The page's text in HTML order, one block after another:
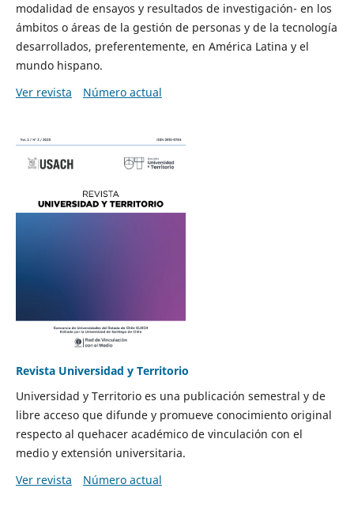
modalidad de ensayos y resultados de investigación- en los
ámbitos o áreas de la gestión de personas y de la tecnología
desarrollados, preferentemente, en América Latina y el
mundo hispano.
Ver revista
Número actual
Revista Universidad y Territorio
Universidad y Territorio es una publicación semestral y de
libre acceso que difunde y promueve conocimiento original
respecto al quehacer académico de vinculación con el
medio y extensión universitaria.
Ver revista
Número actual